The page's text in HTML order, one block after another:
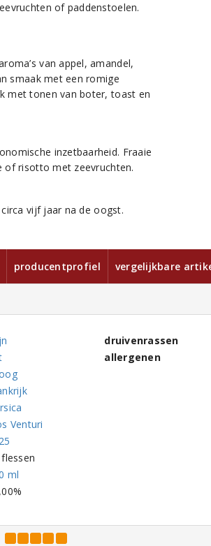
of paddenstoelen.
van appel, amandel,
smaak met een romige
met tonen van boter, toast en
inzetbaarheid. Fraaie
of risotto met zeevruchten.
vijf jaar na de oogst.
producentprofiel vergelijkbare
Venturi
ml
druivenrassen
allergenen